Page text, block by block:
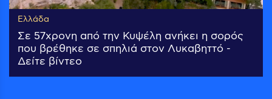
Ελλάδα
Σε 57χρονη από την Κυψέλη ανήκει η σορός
που βρέθηκε σε σπηλιά στον Λυκαβηττό -
Δείτε βίντεο